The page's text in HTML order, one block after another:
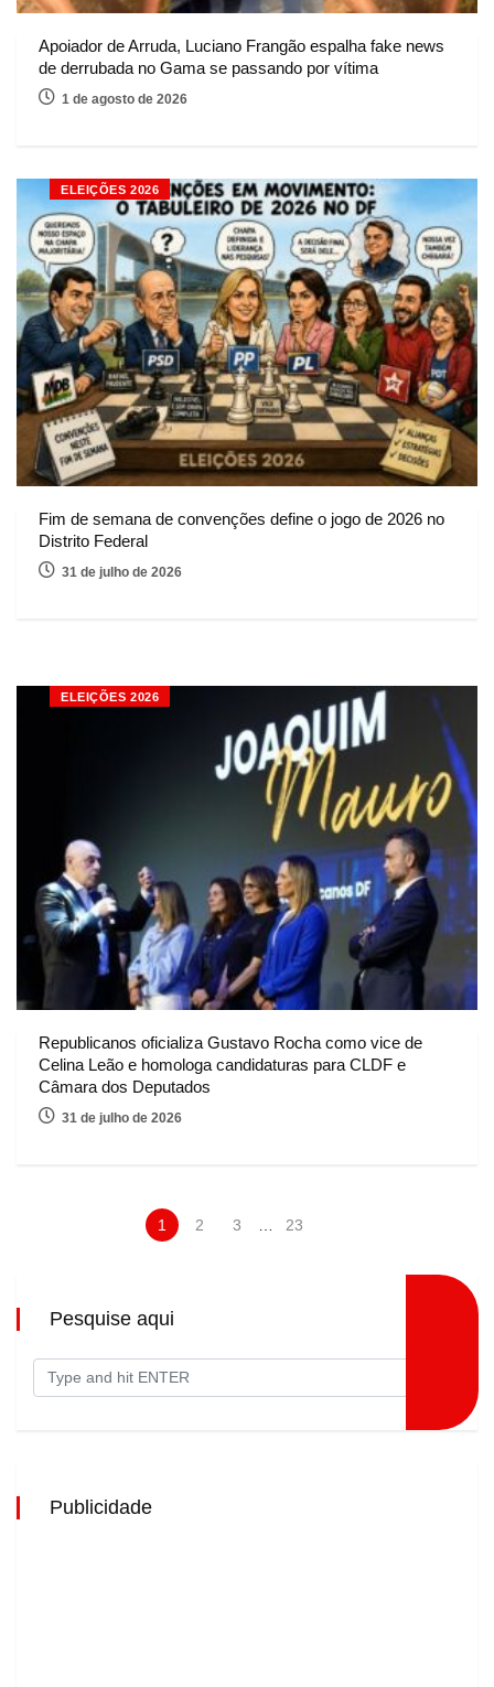
Apoiador de Arruda, Luciano Frangão espalha fake news
de derrubada no Gama se passando por vítima
1 de agosto de 2026
ELEIÇÕES 2026
Fim de semana de convenções define o jogo de 2026 no
Distrito Federal
31 de julho de 2026
ELEIÇÕES 2026
Republicanos oficializa Gustavo Rocha como vice de
Celina Leão e homologa candidaturas para CLDF e
Câmara dos Deputados
31 de julho de 2026
1 2 3 23
Pesquise aqui
Publicidade